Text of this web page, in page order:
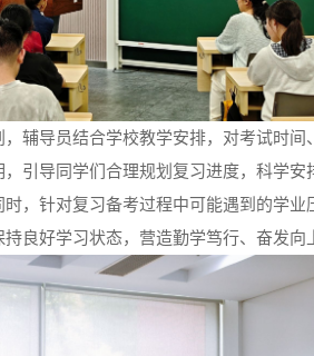
辅导员结合学校教学安排，对考试时间
引导同学们合理规划复习进度，科学安
，针对复习备考过程中可能遇到的学业
良好学习状态，营造勤学笃行、奋发向